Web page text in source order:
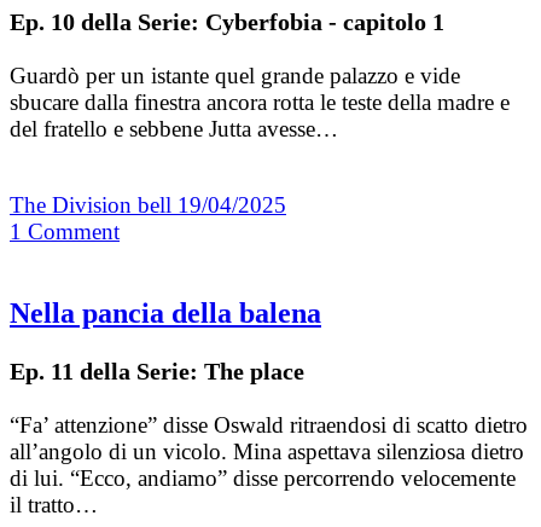
Ep. 10 della Serie: Cyberfobia - capitolo 1
Guardò per un istante quel grande palazzo e vide
sbucare dalla finestra ancora rotta le teste della madre e
del fratello e sebbene Jutta avesse…
The Division bell 19/04/2025
1 Comment
Nella pancia della balena
Ep. 11 della Serie: The place
“Fa’ attenzione” disse Oswald ritraendosi di scatto dietro
all’angolo di un vicolo. Mina aspettava silenziosa dietro
di lui. “Ecco, andiamo” disse percorrendo velocemente
il tratto…